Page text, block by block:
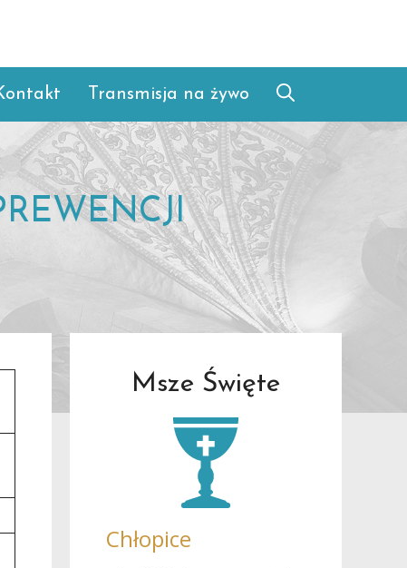
Transmisja na żywo
Msze Święte
Chłopice